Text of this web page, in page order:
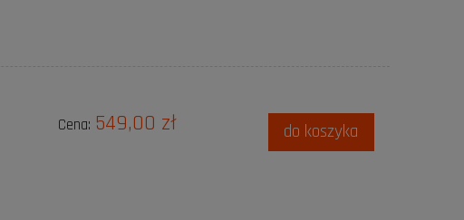
Cena: 549,00 zł do koszyka